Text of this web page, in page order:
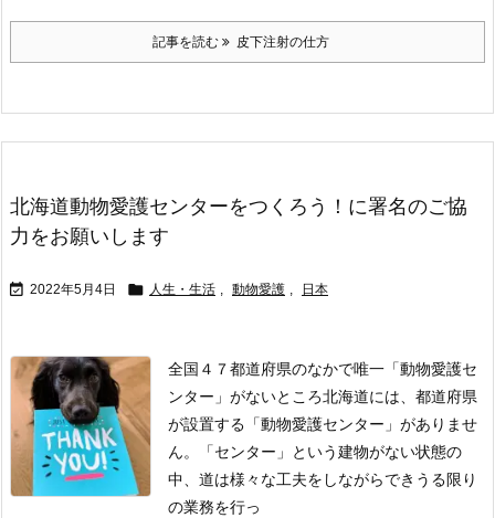
記事を読む 皮下注射の仕方
北海道動物愛護センターをつくろう！に署名のご協
力をお願いします
 2022年5月4日  人生・生活 , 動物愛護 , 日本
全国４７都道府県のなかで唯一「動物愛護セ
ンター」がないところ北海道には、都道府県
が設置する「動物愛護センター」がありませ
ん。
「センター」という建物がない状態の
中、道は様々な工夫をしながらできうる限り
の業務を行っ